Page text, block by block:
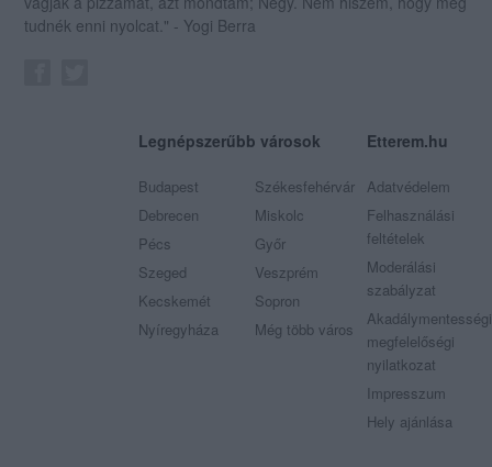
tudnék enni nyolcat." - Yogi Berra
Legnépszerűbb városok
Budapest
Debrecen
Pécs
Szeged
Kecskemét
Nyíregyháza
Székesfehérvár
Miskolc
Győr
Veszprém
Sopron
Még több város
Etterem.hu
Adatvédelem
Felhasználási
feltételek
Moderálási
szabályzat
Akadálymentességi
megfelelőségi
nyilatkozat
Impresszum
Hely ajánlása